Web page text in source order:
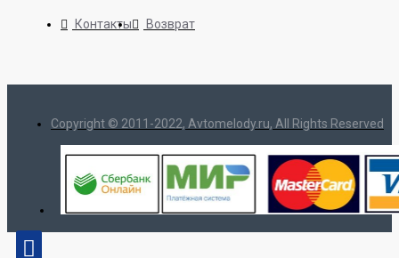
Контакты Возврат
Copyright © 2011-2022, Avtomelody.ru, All Rights Reserved